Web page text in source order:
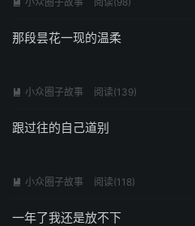
那段昙花一现的温柔
 小众圈子故事 阅读(139)
跟过往的自己道别
 小众圈子故事 阅读(118)
一年了我还是放不下